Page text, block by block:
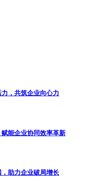
，共筑企业向心力
能企业协同效率革新
助力企业破局增长